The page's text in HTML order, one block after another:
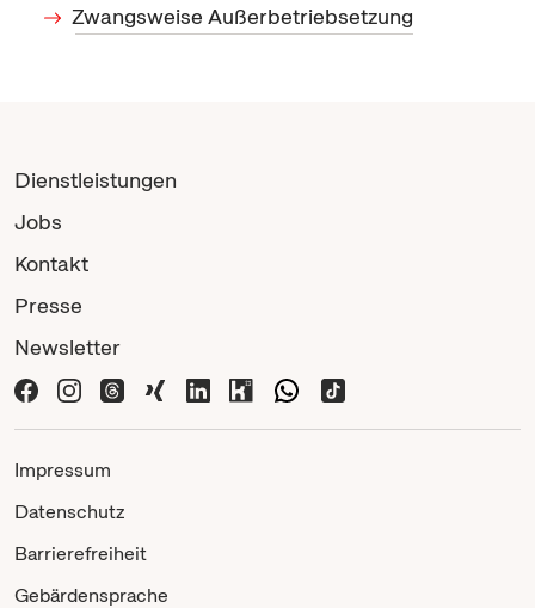
Zwangsweise Außerbetriebsetzung
Dienstleistungen
Jobs
Kontakt
Presse
Newsletter
Impressum
Datenschutz
Barrierefreiheit
Gebärdensprache